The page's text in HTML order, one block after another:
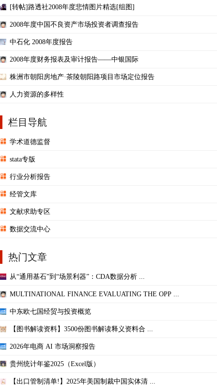
[转帖]路透社2008年度悲情图片精选[组图]
2008年度中国不良资产市场投资者调查报告
中石化 2008年度报告
2008年度财务报表及审计报告——中银国际
株洲市朝阳房地产·茶陵朝阳路项目市场定位报告
人力资源的多样性
栏目导航
学术道德监督
stata专版
行业分析报告
经管文库
文献求助专区
数据交流中心
热门文章
从“通用基石”到“场景利器”：CDA数据分析 ...
MULTINATIONAL FINANCE EVALUATING THE OPP ...
中东欧七国经贸与投资概览
【图书解读资料】3500份图书解读释义资料合 ...
2026年电商 AI 市场洞察报告
贵州统计年鉴2025（Excel版）
【出口管制清单!】2025年美国制裁中国实体清 ...